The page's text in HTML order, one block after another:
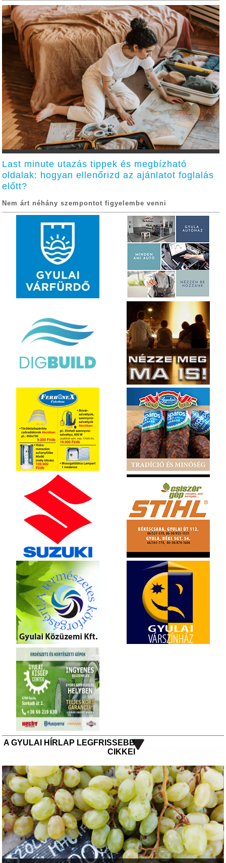
Last minute utazás tippek és megbízható
oldalak: hogyan ellenőrizd az ajánlatot foglalás
előtt?
Nem árt néhány szempontot figyelembe venni
A GYULAI HÍRLAP LEGFRISSEBB
CIKKEI